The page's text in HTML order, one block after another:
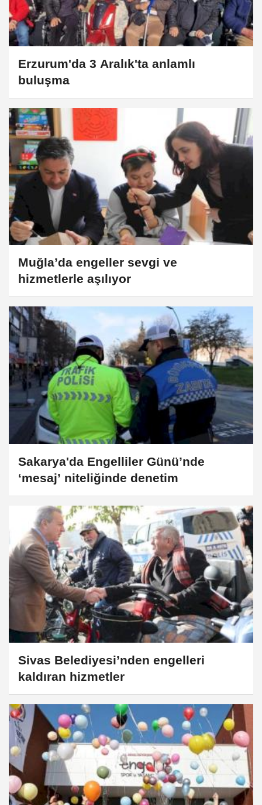
Erzurum'da 3 Aralık'ta anlamlı
buluşma
Muğla’da engeller sevgi ve
hizmetlerle aşılıyor
Sakarya'da Engelliler Günü’nde
‘mesaj’ niteliğinde denetim
Sivas Belediyesi’nden engelleri
kaldıran hizmetler